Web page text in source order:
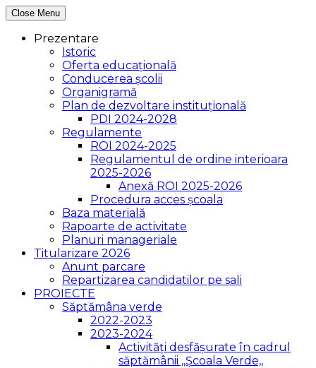
Close Menu
Prezentare
Istoric
Oferta educațională
Conducerea școlii
Organigramă
Plan de dezvoltare instituțională
PDI 2024-2028
Regulamente
ROI 2024-2025
Regulamentul de ordine interioara
2025-2026
Anexă ROI 2025-2026
Procedura acces școala
Baza materială
Rapoarte de activitate
Planuri manageriale
Titularizare 2026
Anunt parcare
Repartizarea candidatilor pe sali
PROIECTE
Săptămâna verde
2022-2023
2023-2024
Activități desfășurate în cadrul
săptămânii ,,Școala Verde,,